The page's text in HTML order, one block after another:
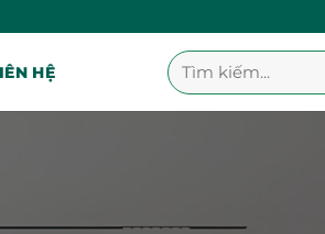
HỆ
Tìm
kiếm: